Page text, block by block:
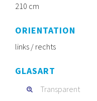
210 cm
ORIENTATION
links / rechts
GLASART
Transparent